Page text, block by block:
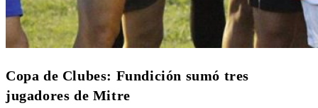
Copa de Clubes: Fundición sumó tres
jugadores de Mitre